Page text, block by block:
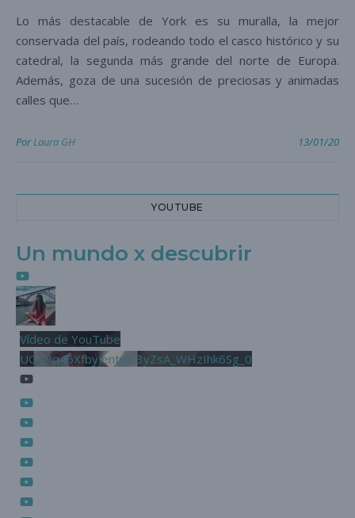
Lo más destacable de York es su muralla, la mejor
conservada del país, rodeando todo el casco histórico y su
catedral, la segunda más grande del norte de Europa.
Además, goza de una sucesión de preciosas y animadas
calles que…
PorLaura GH 13/01/20
YOUTUBE
Un mundo x descubrir
Vídeo de YouTube
UCjL9q46XfbyjentnzI3yZsA_WHzIhk6Sg_0